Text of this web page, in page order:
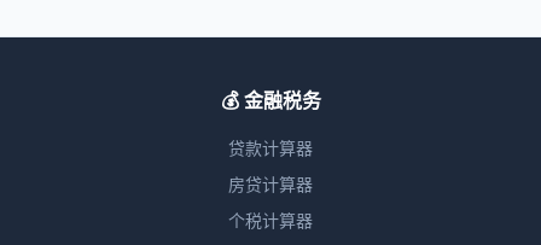
💰 金融税务
贷款计算器
房贷计算器
个税计算器